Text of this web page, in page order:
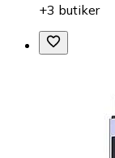
+3 butiker